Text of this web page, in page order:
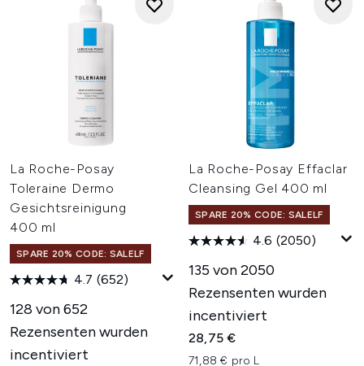
La Roche-Posay
Toleraine Dermo
Gesichtsreinigung
400 ml
SPARE 20% CODE: SALELF
4.7 (652)
128 von 652
Rezensenten wurden
incentiviert
La Roche-Posay Effaclar
Cleansing Gel 400 ml
SPARE 20% CODE: SALELF
4.6 (2050)
135 von 2050
Rezensenten wurden
incentiviert
28,75 €
71,88 € pro L